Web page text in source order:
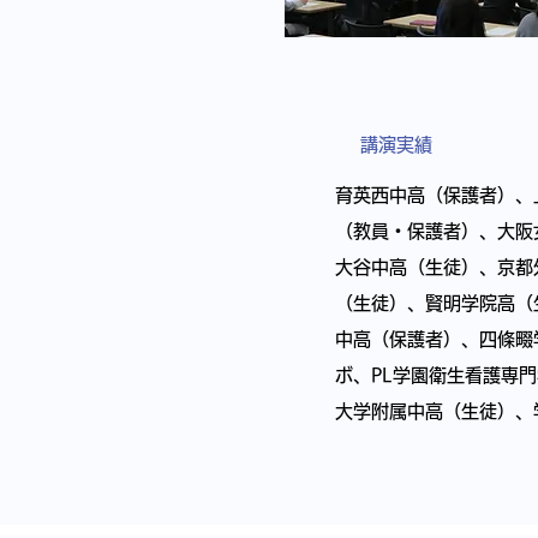
​講演実績
育英西中高（保護者）
（教員・保護者）、大
大谷中高（生徒）、京
（生徒）、賢明学院高
中高（保護者）、四條
ボ、PL学園衛生看護専
大学附属中高（生徒）